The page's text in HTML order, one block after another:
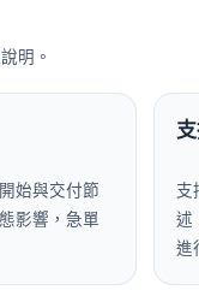
明。
始與交付節
影響，急單
支
述
進